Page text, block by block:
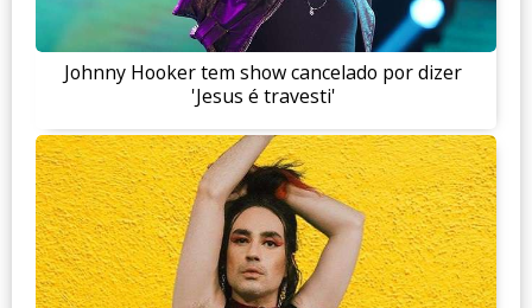
Johnny Hooker tem show cancelado por dizer
'Jesus é travesti'